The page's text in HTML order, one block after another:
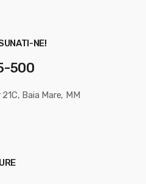
NE!
500
Baia Mare, MM